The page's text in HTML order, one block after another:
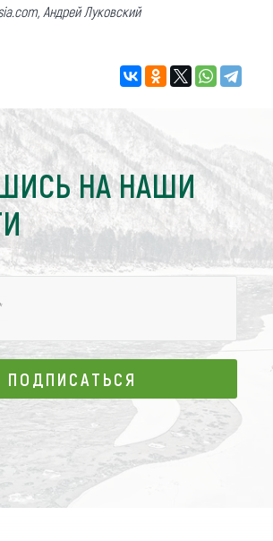
Андрей Луковский
НА НАШИ
ПОДПИСАТЬСЯ
ПОДПИСАТЬСЯ